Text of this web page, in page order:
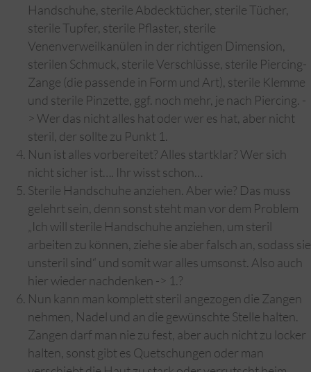
Handschuhe, sterile Abdecktücher, sterile Tücher,
sterile Tupfer, sterile Pflaster, sterile
Venenverweilkanülen in der richtigen Dimension,
sterilen Schmuck, sterile Verschlüsse, sterile Piercing-
Zange (die passende in Form und Art), sterile Klemme
und sterile Pinzette, ggf. noch mehr, je nach Piercing. -
> Wer das nicht alles hat oder wer es hat, aber nicht
steril, der sollte zu Punkt 1.
Nun ist alles vorbereitet? Alles startklar? Wer sich
nicht sicher ist…. Ihr wisst schon…
Sterile Handschuhe anziehen. Aber wie? Das muss
gelehrt sein, denn sonst steht man vor dem Problem
„Ich will sterile Handschuhe anziehen, um steril
arbeiten zu können, ziehe sie aber falsch an, sodass sie
unsteril sind“ und somit war alles umsonst. Also auch
hier wieder nachdenken -> 1.?
Nun kann man komplett steril angezogen die Zangen
nehmen, Nadel und an die gewünschte Stelle halten.
Zangen darf man nie zu fest, aber auch nicht zu locker
halten, sonst gibt es Quetschungen oder man